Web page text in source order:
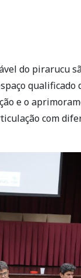
do pirarucu
qualificado
e o
com